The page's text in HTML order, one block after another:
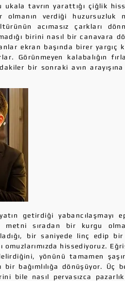
ukala tavrın yarattığı çiğlik
olmanın verdiği
acımasız çarkları
birini nasıl bir canavara
ekran başında birer yargıç
Görünmeyen kalabalığın
bir sonraki avın
getirdiği
metni sıradan bir kurgu
bir saniyede linç edip bir
omuzlarımızda hissediyoruz.
yönünü tamamen
bağımlılığa dönüşüyor.
bile nasıl pervasızca